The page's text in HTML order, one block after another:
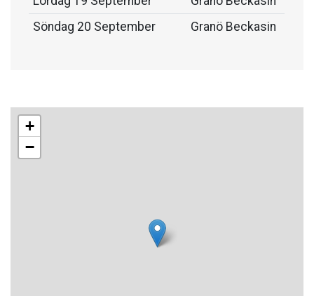
Söndag 20 September
Granö Beckasin
+
−